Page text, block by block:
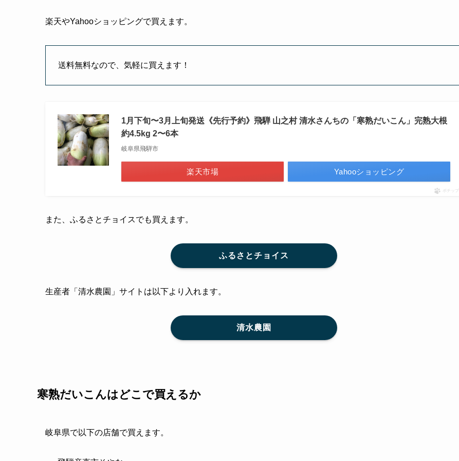
楽天やYahooショッピングで買えます。
送料無料なので、気軽に買えます！
1月下旬〜3月上旬発送《先行予約》飛騨 山之村 清水さんちの「寒熟だいこん」完熟大根
約4.5kg 2〜6本
岐阜県飛騨市
楽天市場 Yahooショッピング
ポチップ
また、ふるさとチョイスでも買えます。
ふるさとチョイス
生産者「清水農園」サイトは以下より入れます。
清水農園
寒熟だいこんはどこで買えるか
岐阜県で以下の店舗で買えます。